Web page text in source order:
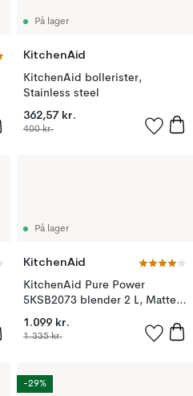
På lager
KitchenAid
KitchenAid bollerister,
Stainless steel
362,57 kr.
400 kr.
På lager
KitchenAid
KitchenAid Pure Power
5KSB2073 blender 2 L, Matte
black
1.099 kr.
1.335 kr.
-29%